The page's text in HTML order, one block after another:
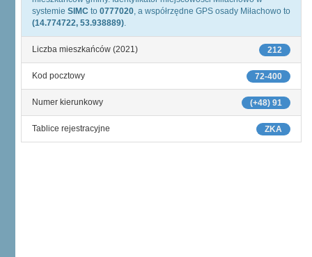
systemie SIMC to 0777020, a współrzędne GPS osady Miłachowo to
(14.774722, 53.938889).
212
Liczba mieszkańców (2021)
72-400
Kod pocztowy
(+48) 91
Numer kierunkowy
ZKA
Tablice rejestracyjne